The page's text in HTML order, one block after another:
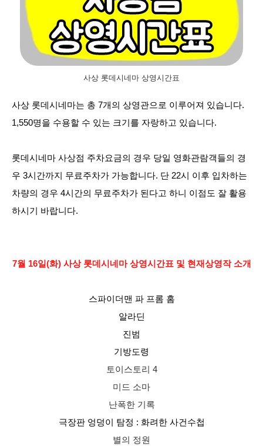
사상 롯데시네마 상영시간표
사상 롯데시네마는 총 7개의 상영관으로 이루어져 있습니다.
1,550명을 수용할 수 있는 크기를 자랑하고 있습니다.
롯데시네마 사상점 주차요금의 경우 당일 영화관람객들의 경
우 3시간까지 무료주차가 가능합니다. 단 22시 이후 입차하는
차량의 경우 4시간의 무료주차가 된다고 하니 이점도 잘 활용
하시기 바랍니다.
7월 16일(화) 사상 롯데시네마 상영시간표 및 현재상영작 소개
스파이더맨 파 프롬 홈
알라딘
진범
기방도령
토이스토리 4
미드 소마
난폭한 기록
극장판 엉덩이 탐정 : 화려한 사건수첩
별의 정원